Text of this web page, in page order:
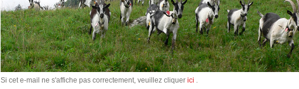
Si cet e-mail ne s'affiche pas correctement, veuillez cliquer ici .